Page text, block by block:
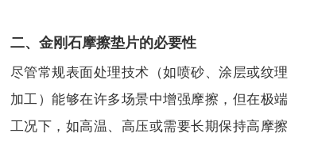
二、金刚石摩擦垫片的必要性
尽管常规表面处理技术（如喷砂、涂层或纹理
加工）能够在许多场景中增强摩擦，但在极端
工况下，如高温、高压或需要长期保持高摩擦